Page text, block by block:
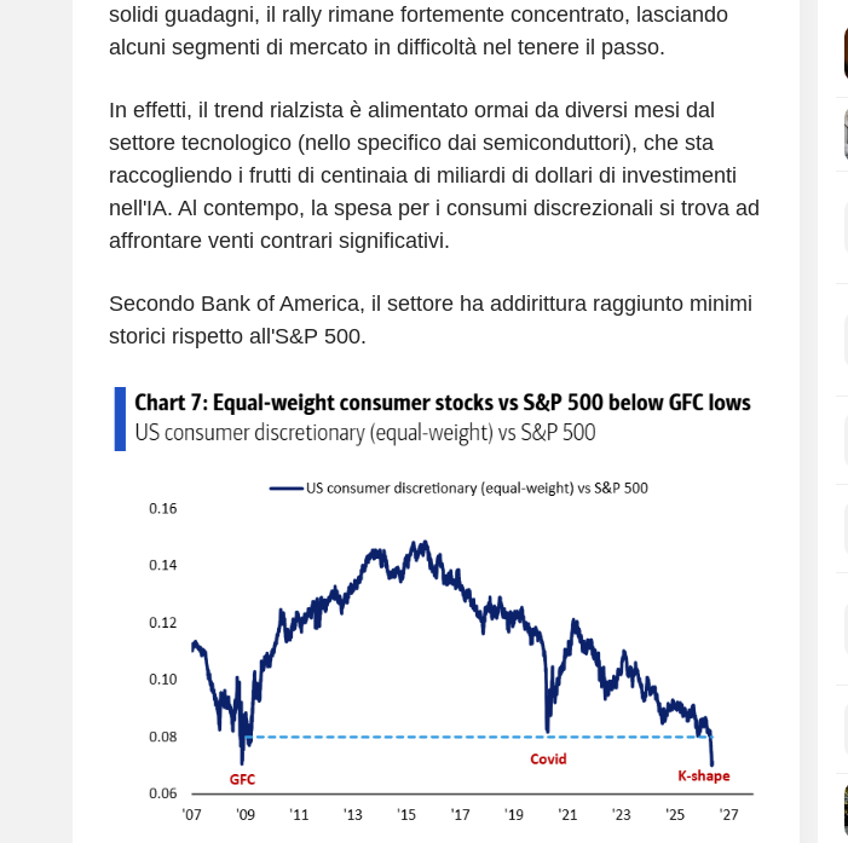
solidi guadagni, il rally rimane fortemente concentrato, lasciando
alcuni segmenti di mercato in difficoltà nel tenere il passo.
In effetti, il trend rialzista è alimentato ormai da diversi mesi dal
settore tecnologico (nello specifico dai semiconduttori), che sta
raccogliendo i frutti di centinaia di miliardi di dollari di investimenti
nell'IA. Al contempo, la spesa per i consumi discrezionali si trova ad
affrontare venti contrari significativi.
Secondo Bank of America, il settore ha addirittura raggiunto minimi
storici rispetto all'S&P 500.